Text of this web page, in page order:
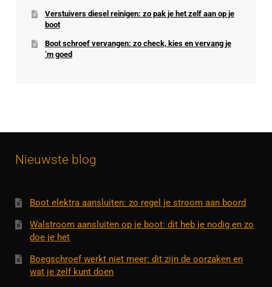
Verstuivers diesel reinigen: zo pak je het zelf aan op je
boot
Boot schroef vervangen: zo check, kies en vervang je
’m goed
Nieuwste blog
Boot elektra aansluiten: zo regel je stroom aan boord
Walstroom aansluiten op je boot: dit heb je nodig en zo
doe je het
Boegschroef werkt niet meer: dit zijn de oorzaken en
wat je zelf kunt doen